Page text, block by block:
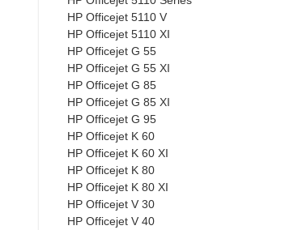
HP Officejet 5110 V
HP Officejet 5110 XI
HP Officejet G 55
HP Officejet G 55 XI
HP Officejet G 85
HP Officejet G 85 XI
HP Officejet G 95
HP Officejet K 60
HP Officejet K 60 XI
HP Officejet K 80
HP Officejet K 80 XI
HP Officejet V 30
HP Officejet V 40